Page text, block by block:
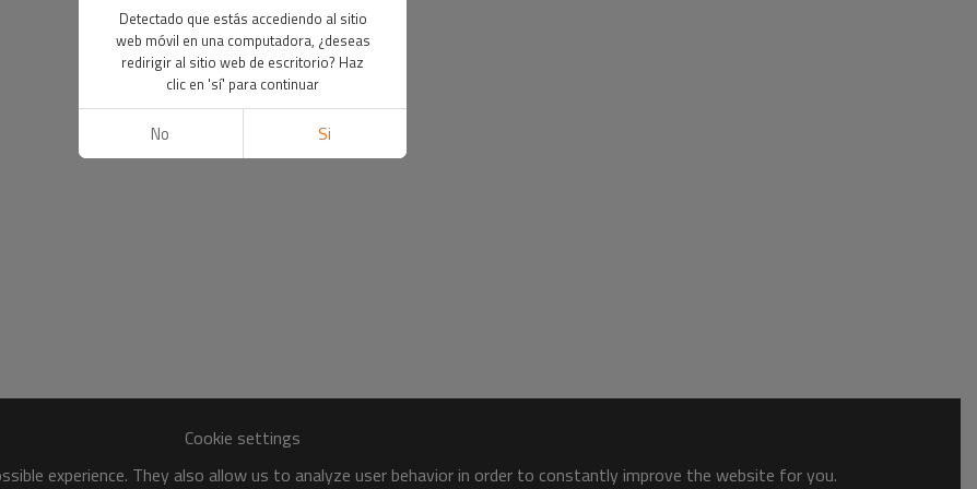
Cookie settings
experience. They also allow us to analyze user behavior in order to constantly improve the website for you.
Detectado que estás accediendo al sitio
web móvil en una computadora, ¿deseas
redirigir al sitio web de escritorio? Haz
clic en 'sí' para continuar
No Si